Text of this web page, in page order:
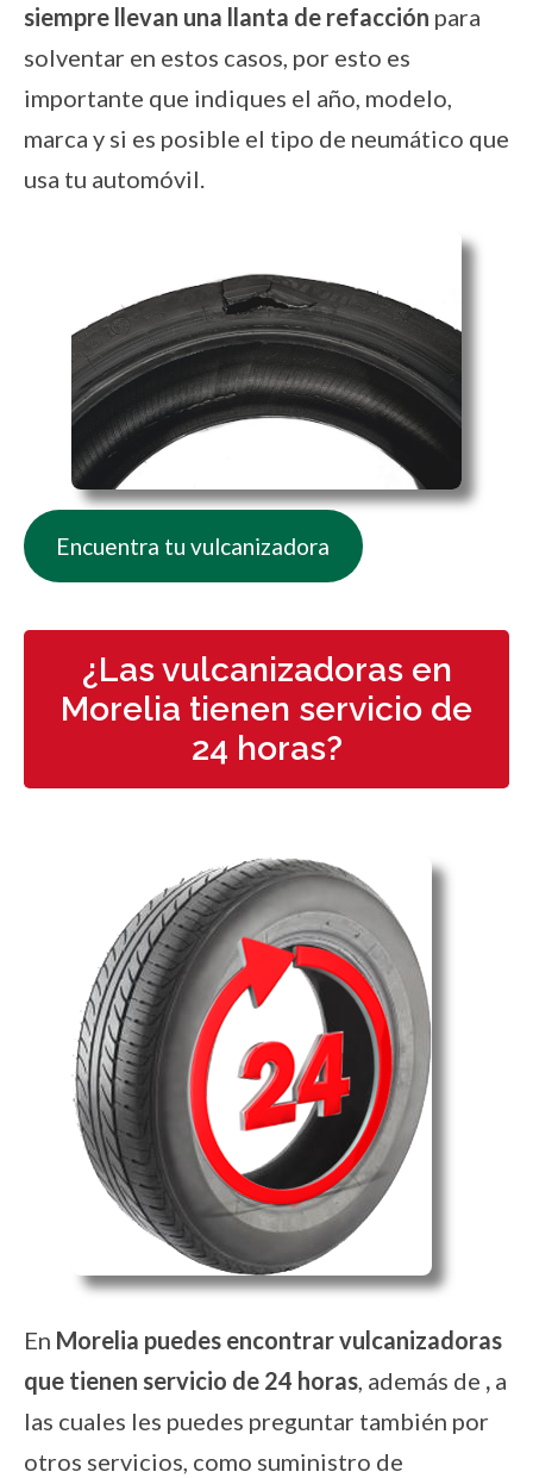
siempre llevan una llanta de refacción para
solventar en estos casos, por esto es
importante que indiques el año, modelo,
marca y si es posible el tipo de neumático que
usa tu automóvil.
Encuentra tu vulcanizadora
¿Las vulcanizadoras en
Morelia tienen servicio de
24 horas?
En Morelia puedes encontrar vulcanizadoras
que tienen servicio de 24 horas, además de , a
las cuales les puedes preguntar también por
otros servicios, como suministro de